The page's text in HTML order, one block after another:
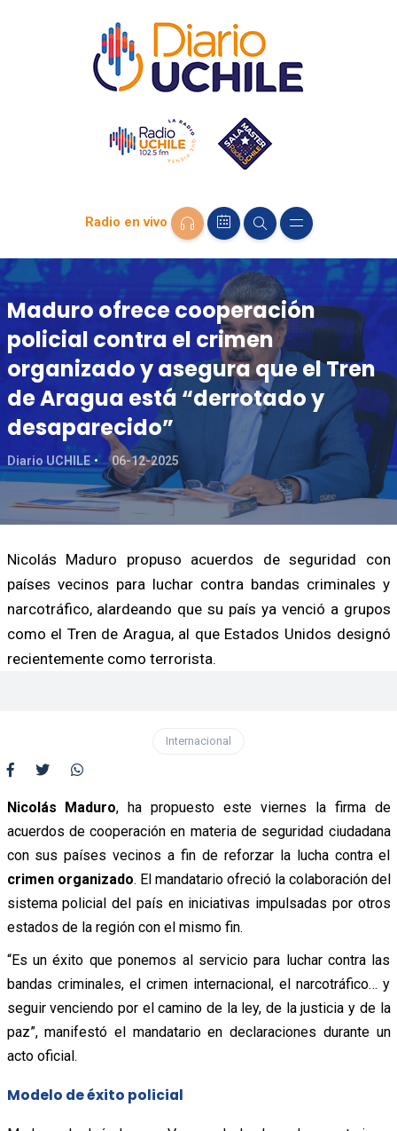
Radio en vivo
Maduro ofrece cooperación
policial contra el crimen
organizado y asegura que el Tren
de Aragua está “derrotado y
desaparecido”
Diario UCHILE 06-12-2025
Nicolás Maduro propuso acuerdos de seguridad con
países vecinos para luchar contra bandas criminales y
narcotráfico, alardeando que su país ya venció a grupos
como el Tren de Aragua, al que Estados Unidos designó
recientemente como terrorista.
Internacional
Nicolás Maduro, ha propuesto este viernes la firma de
acuerdos de cooperación en materia de seguridad ciudadana
con sus países vecinos a fin de reforzar la lucha contra el
crimen organizado. El mandatario ofreció la colaboración del
sistema policial del país en iniciativas impulsadas por otros
estados de la región con el mismo fin.
“Es un éxito que ponemos al servicio para luchar contra las
bandas criminales, el crimen internacional, el narcotráfico… y
seguir venciendo por el camino de la ley, de la justicia y de la
paz”, manifestó el mandatario en declaraciones durante un
acto oficial.
Modelo de éxito policial